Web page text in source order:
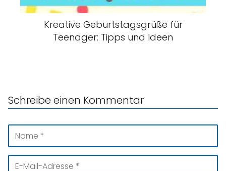
Kreative Geburtstagsgrüße für
Teenager: Tipps und Ideen
Schreibe einen Kommentar